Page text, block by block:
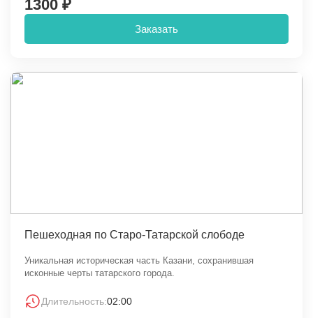
1300 ₽
Заказать
Пешеходная по Старо-Татарской слободе
Уникальная историческая часть Казани, сохранившая
исконные черты татарского города.
Длительность:02:00